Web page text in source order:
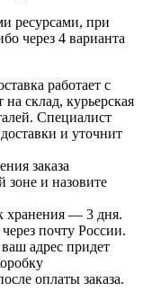
ресурсами, при
через 4 варианта
работает с
склад, курьерская
Специалист
и уточнит
заказа
зоне и назовите
хранения — 3 дня.
почту России.
адрес придет
оплаты заказа.